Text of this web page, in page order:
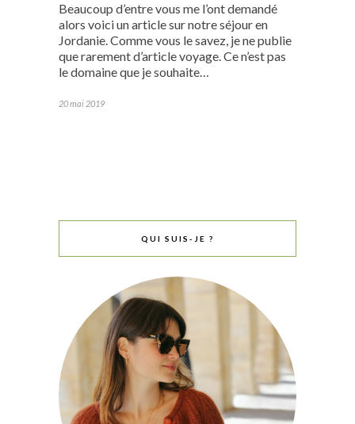
Beaucoup d’entre vous me l’ont demandé
alors voici un article sur notre séjour en
Jordanie. Comme vous le savez, je ne publie
que rarement d’article voyage. Ce n’est pas
le domaine que je souhaite…
20 mai 2019
QUI SUIS-JE ?